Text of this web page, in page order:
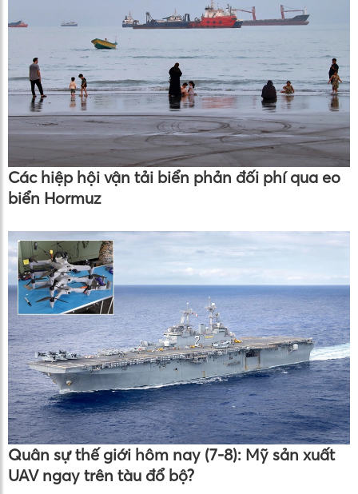
Các hiệp hội vận tải biển phản đối phí qua eo
biển Hormuz
Quân sự thế giới hôm nay (7-8): Mỹ sản xuất
UAV ngay trên tàu đổ bộ?